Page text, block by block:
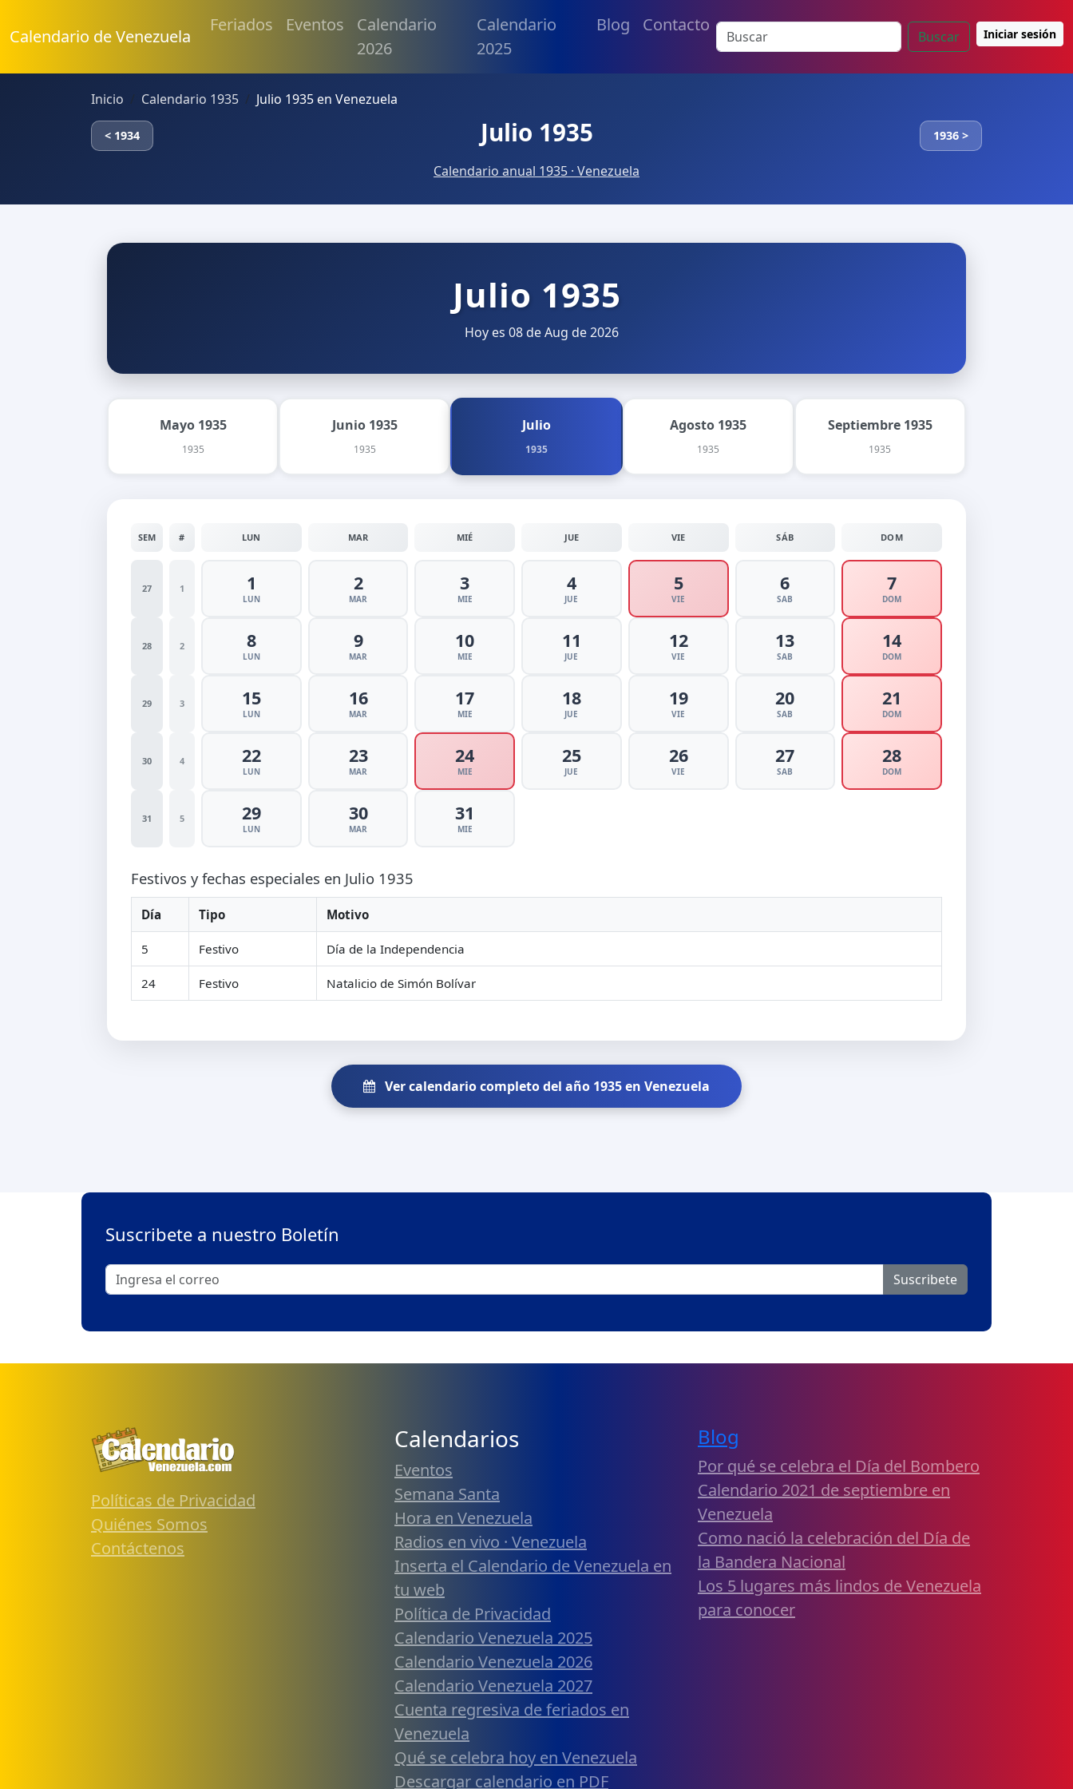
Calendario de Venezuela
Feriados Eventos
Calendario
2026
Calendario
2025
Blog Contacto
Buscar Iniciar sesión
Inicio Calendario 1935 Julio 1935 en Venezuela
< 1934 Julio 1935 1936 >
Calendario anual 1935 · Venezuela
Julio 1935
Hoy es 08 de Aug de 2026
Mayo 1935
1935
Junio 1935
1935
Julio
1935
Agosto 1935
1935
Septiembre 1935
1935
SEM # LUN MAR MIÉ JUE VIE SÁB DOM
27 1 1
LUN
2
MAR
3
MIE
4
JUE
5
VIE
6
SAB
7
DOM
28 2 8
LUN
9
MAR
10
MIE
11
JUE
12
VIE
13
SAB
14
DOM
29 3 15
LUN
16
MAR
17
MIE
18
JUE
19
VIE
20
SAB
21
DOM
30 4 22
LUN
23
MAR
24
MIE
25
JUE
26
VIE
27
SAB
28
DOM
31 5 29
LUN
30
MAR
31
MIE
Festivos y fechas especiales en Julio 1935
Día Tipo Motivo
5 Festivo Día de la Independencia
24 Festivo Natalicio de Simón Bolívar
Ver calendario completo del año 1935 en Venezuela
Suscribete a nuestro Boletín
Suscribete
Políticas de Privacidad
Quiénes Somos
Contáctenos
Calendarios
Eventos
Semana Santa
Hora en Venezuela
Radios en vivo · Venezuela
Inserta el Calendario de Venezuela en
tu web
Política de Privacidad
Calendario Venezuela 2025
Calendario Venezuela 2026
Calendario Venezuela 2027
Cuenta regresiva de feriados en
Venezuela
Qué se celebra hoy en Venezuela
Descargar calendario en PDF
Blog
Por qué se celebra el Día del Bombero
Calendario 2021 de septiembre en
Venezuela
Como nació la celebración del Día de
la Bandera Nacional
Los 5 lugares más lindos de Venezuela
para conocer